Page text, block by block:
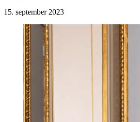
15. september 2023